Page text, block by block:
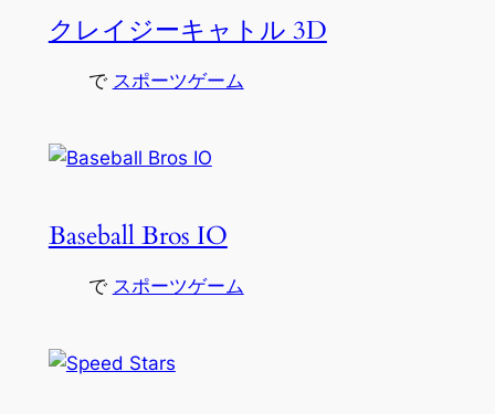
クレイジーキャトル 3D
で スポーツゲーム
Baseball Bros IO
で スポーツゲーム